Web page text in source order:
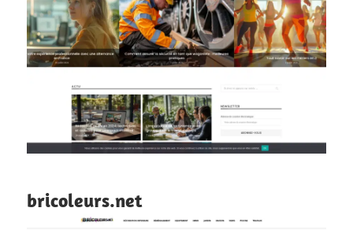
bricoleurs.net